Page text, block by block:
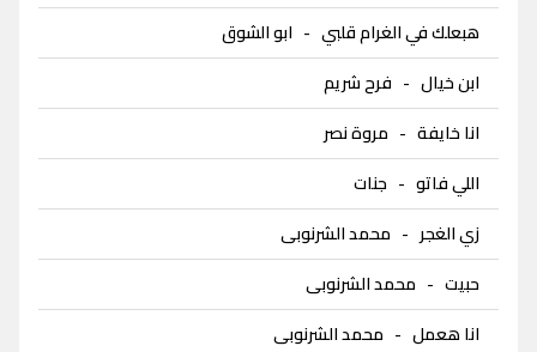
هبعلك في الغرام قلبي - ابو الشوق
ابن خيال - فرح شريم
انا خايفة - مروة نصر
اللي فاتو - جنات
زي الغجر- محمد الشرنوبى
حبيت - محمد الشرنوبى
انا هعمل - محمد الشرنوبى